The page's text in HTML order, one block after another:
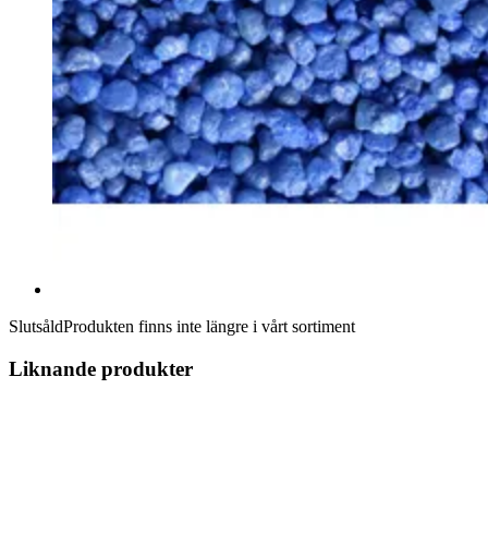
SlutsåldProdukten finns inte längre i vårt sortiment
Liknande produkter